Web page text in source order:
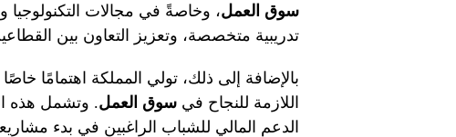
سوق العمل، وخاصةً في مجالات التكنولوجيا
تدريبية متخصصة، وتعزيز التعاون بين
بالإضافة إلى ذلك، تولي المملكة اهتمامًا
اللازمة للنجاح في سوق العمل. وتشمل هذه
الدعم المالي للشباب الراغبين في بدء